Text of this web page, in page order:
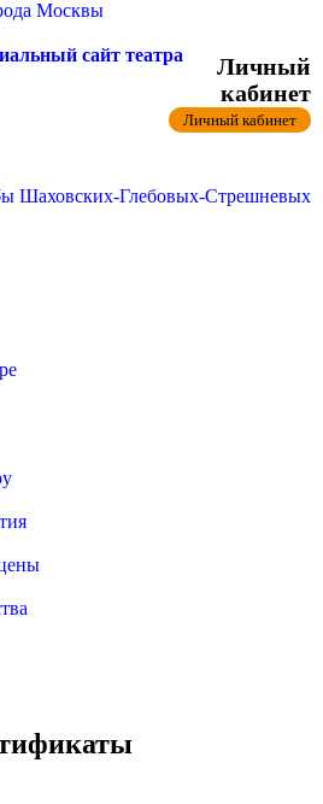
Москвы
сайт театра
Шаховских-Глебовых-Стрешневых
Личный
кабинет
Личный кабинет